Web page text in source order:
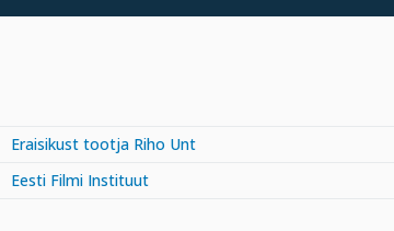
Eraisikust tootja Riho Unt
Eesti Filmi Instituut